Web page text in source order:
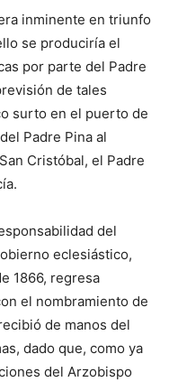
inminente en triunfo
se produciría el
por par­te del Padre
de tales
surto en el puerto de
Padre Pina al
Cristóbal, el Padre
del
eclesiástico,
1866, regresa
el nombramiento de
de ma­nos del
dado que, como ya
del Arzobispo